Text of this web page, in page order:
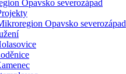
Opavsko severozápad
Opavsko severozápad